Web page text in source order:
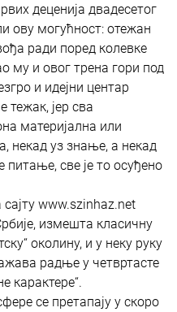
деценија двадесетог
ову могућност: отежан
ради поред колевке
му и овог трена гори под
и идејни центар
тежак, јер сва
материјална или
некад уз знање, а некад
питање, све је то осуђено
www.szinhaz.net
измешта класичну
околину, и у неку руку
радње у четвртасте
карактере“.
се претапају у скоро